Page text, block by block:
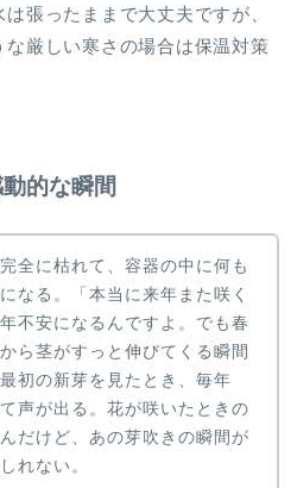
張ったままで大丈夫ですが、
厳しい寒さの場合は保温対策
的な瞬間
全に枯れて、容器の中に何も
なる。「本当に来年また咲く
不安になるんですよ。でも春
ら茎がすっと伸びてくる瞬間
初の新芽を見たとき、毎年
て声が出る。花が咲いたときの
だけど、あの芽吹きの瞬間が
れない。